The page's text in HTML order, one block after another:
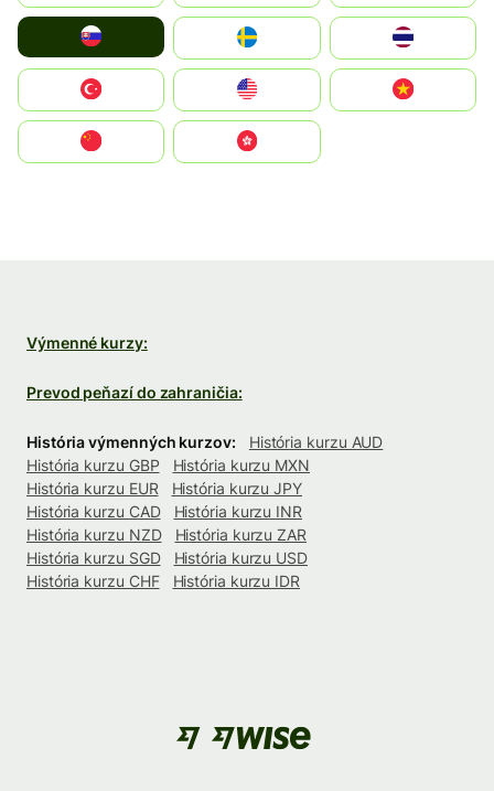
United States
中國香港特別行政區
Výmenné kurzy:
Prevod peňazí do zahraničia:
História výmenných kurzov:
História kurzu AUD
História kurzu GBP
História kurzu MXN
História kurzu EUR
História kurzu JPY
História kurzu CAD
História kurzu INR
História kurzu NZD
História kurzu ZAR
História kurzu SGD
História kurzu USD
História kurzu CHF
História kurzu IDR